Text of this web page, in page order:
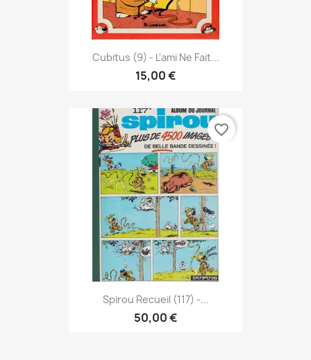
Cubitus (9) - L'ami Ne Fait...
15,00 €
Spirou Recueil (117) -...
50,00 €
favorite_border